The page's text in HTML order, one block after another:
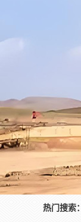
热门搜索：